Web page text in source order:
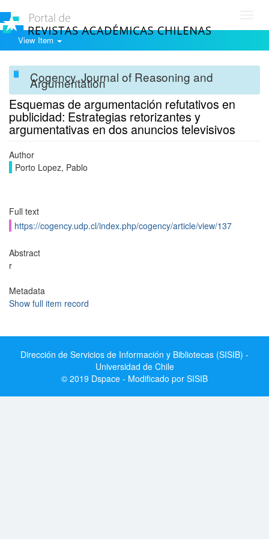
View Item
Cogency. Journal of Reasoning and
Argumentation
Esquemas de argumentación refutativos en
publicidad: Estrategias retorizantes y
argumentativas en dos anuncios televisivos
Author
Porto Lopez, Pablo
Full text
https://cogency.udp.cl/index.php/cogency/article/view/137
Abstract
r
Metadata
Show full item record
Dirección de Servicios de Información y Bibliotecas (SISIB) -
Universidad de Chile
© 2019 Dspace - Modificado por SISIB